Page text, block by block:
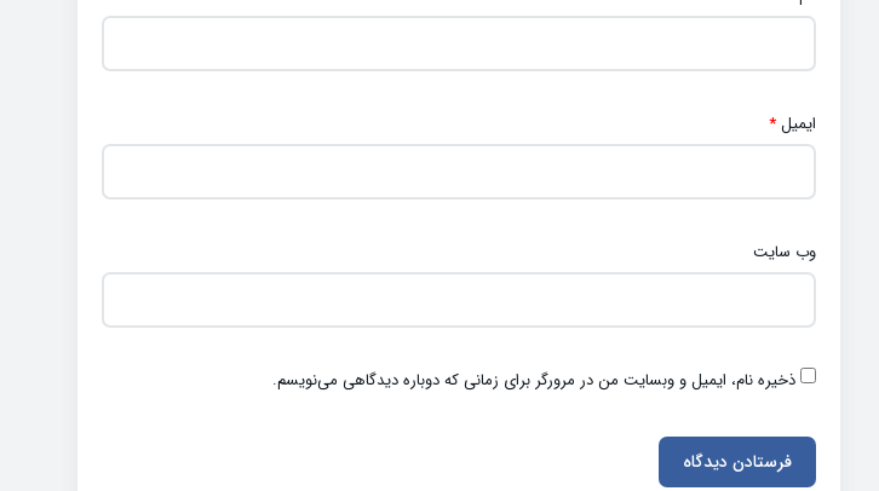
ایمیل*
وب‌ سایت
ذخیره نام، ایمیل و وبسایت من در مرورگر برای زمانی که دوباره دیدگاهی می‌نویسم.